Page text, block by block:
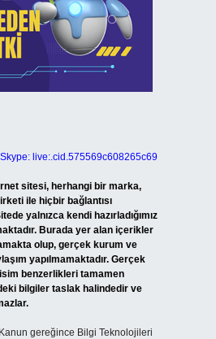
Skype: live:.cid.575569c608265c69
sitesi, herhangi bir marka,
ile hiçbir bağlantısı
yalnızca kendi hazırladığımız
Burada yer alan içerikler
olup, gerçek kurum ve
yapılmamaktadır. Gerçek
benzerlikleri tamamen
bilgiler taslak halindedir ve
gereğince Bilgi Teknolojileri